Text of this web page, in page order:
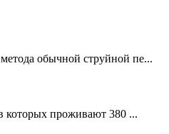
обычной струйной пе...
которых проживают 380 ...